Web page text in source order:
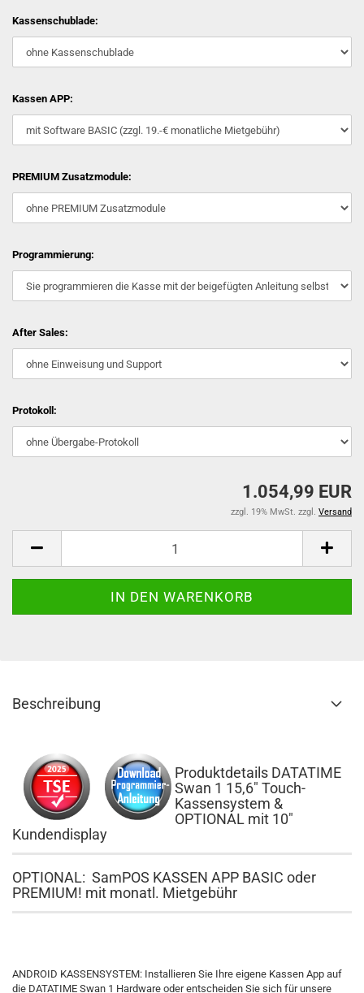
Kassenschublade:
Kassen APP:
PREMIUM Zusatzmodule:
Programmierung:
After Sales:
Protokoll:
1.054,99 EUR
zzgl. 19% MwSt. zzgl. Versand
Beschreibung
Produktdetails DATATIME
Swan 1 15,6" Touch-
Kassensystem &
OPTIONAL mit 10"
Kundendisplay
OPTIONAL: SamPOS KASSEN APP BASIC oder
PREMIUM! mit monatl. Mietgebühr
ANDROID KASSENSYSTEM: Installieren Sie Ihre eigene Kassen App auf
die DATATIME Swan 1 Hardware oder entscheiden Sie sich für unsere